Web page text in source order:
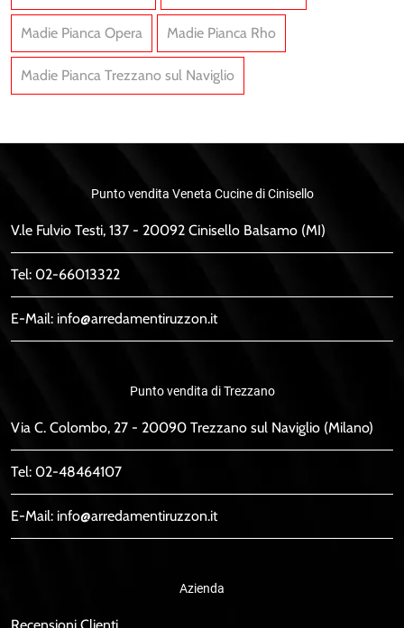
Madie Pianca Opera Madie Pianca Rho
Madie Pianca Trezzano sul Naviglio
Punto vendita Veneta Cucine di Cinisello
V.le Fulvio Testi, 137 - 20092 Cinisello Balsamo (MI)
Tel: 02-66013322
E-Mail: info@arredamentiruzzon.it
Punto vendita di Trezzano
Via C. Colombo, 27 - 20090 Trezzano sul Naviglio (Milano)
Tel: 02-48464107
E-Mail: info@arredamentiruzzon.it
Azienda